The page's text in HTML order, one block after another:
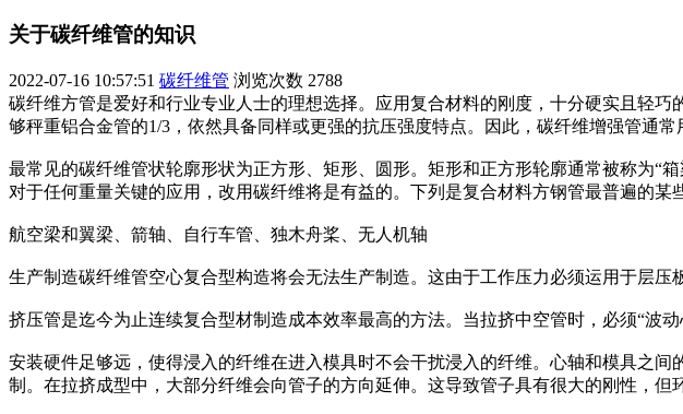
关于碳纤维管的知识
2022-07-16 10:57:51 碳纤维管 浏览次数 2788
碳纤维方管是爱好和行业专业人士的理想选择。应用复合材料的刚度，十分硬实且轻
够秤重铝合金管的1/3，依然具备同样或更强的抗压强度特点。因此，碳纤维增强管通
最常见的碳纤维管状轮廓形状为正方形、矩形、圆形。矩形和正方形轮廓通常被称为“
对于任何重量关键的应用，改用碳纤维将是有益的。下列是复合材料方钢管最普遍的某
航空梁和翼梁、箭轴、自行车管、独木舟桨、无人机轴
生产制造碳纤维管空心复合型构造将会无法生产制造。这由于工作压力必须运用于层
挤压管是迄今为止连续复合型材制造成本效率最高的方法。当拉挤中空管时，必须“波
安装硬件足够远，使得浸入的纤维在进入模具时不会干扰浸入的纤维。心轴和模具之
制。在拉挤成型中，大部分纤维会向管子的方向延伸。这导致管子具有很大的刚性，但